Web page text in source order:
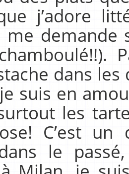
j’adore
me demande
dans
suis en
les
C’est
le